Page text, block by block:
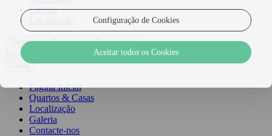
Galeria
Toggle Line Toggle Line Toggle Line
Reserve Online!
Close
Página Inicial
Quartos & Casas
Localização
Galeria
Contacte-nos
Configuração de Cookies
Aceitar todos os Cookies